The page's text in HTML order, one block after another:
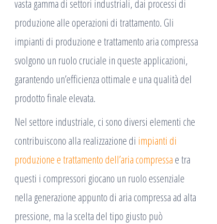
vasta gamma di settori industriali, dai processi di
produzione alle operazioni di trattamento. Gli
impianti di produzione e trattamento aria compressa
svolgono un ruolo cruciale in queste applicazioni,
garantendo un’efficienza ottimale e una qualità del
prodotto finale elevata.
Nel settore industriale, ci sono diversi elementi che
contribuiscono alla realizzazione di impianti di
produzione e trattamento dell’aria compressa e tra
questi i compressori giocano un ruolo essenziale
nella generazione appunto di aria compressa ad alta
pressione, ma la scelta del tipo giusto può